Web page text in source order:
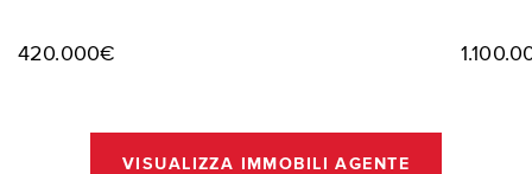
420.000€
VISUALIZZA IMMOBILI AGENTE